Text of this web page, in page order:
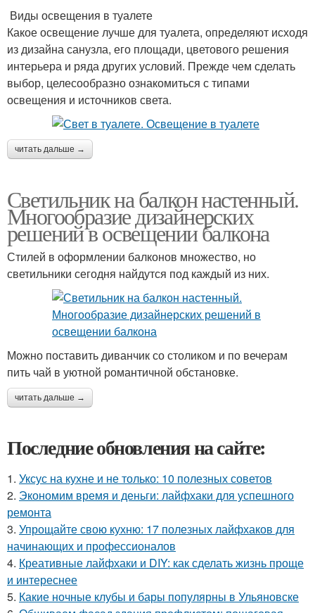
Виды освещения в туалете
Какое освещение лучше для туалета, определяют исходя
из дизайна санузла, его площади, цветового решения
интерьера и ряда других условий. Прежде чем сделать
выбор, целесообразно ознакомиться с типами
освещения и источников света.
читать дальше →
Светильник на балкон настенный.
Многообразие дизайнерских
решений в освещении балкона
Стилей в оформлении балконов множество, но
светильники сегодня найдутся под каждый из них.
Можно поставить диванчик со столиком и по вечерам
пить чай в уютной романтичной обстановке.
читать дальше →
Последние обновления на сайте:
1. Уксус на кухне и не только: 10 полезных советов
2. Экономим время и деньги: лайфхаки для успешного
ремонта
3. Упрощайте свою кухню: 17 полезных лайфхаков для
начинающих и профессионалов
4. Креативные лайфхаки и DIY: как сделать жизнь проще
и интереснее
5. Какие ночные клубы и бары популярны в Ульяновске